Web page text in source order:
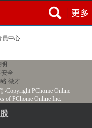
員中心
全
徵才
‧Copyright PChome Online
of PChome Online Inc.